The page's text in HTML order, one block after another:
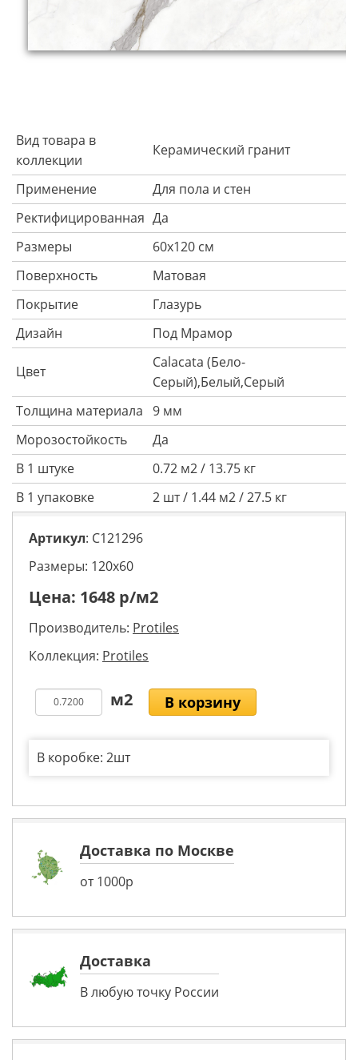
Вид товара в
коллекции
Керамический гранит
Применение
Для пола и стен
Ректифицированная Да
Размеры
60х120 см
Поверхность
Матовая
Покрытие
Глазурь
Дизайн
Под Мрамор
Цвет
Calacata (Бело-
Серый),Белый,Серый
Толщина материала 9 мм
Морозостойкость
Да
В 1 штуке
0.72 м2 / 13.75 кг
В 1 упаковке
2 шт / 1.44 м2 / 27.5 кг
Артикул: C121296
Размеры: 120х60
Цена: 1648 р/м2
Производитель: Protiles
Коллекция: Protiles
В корзину
В коробке: 2шт
Доставка по Москве
от 1000р
Доставка
В любую точку России